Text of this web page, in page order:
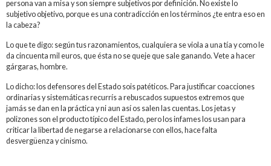
persona van a misa y son siempre subjetivos por definición. No existe lo
subjetivo objetivo, porque es una contradicción en los términos ¿te entra eso en
la cabeza?
Lo que te digo: según tus razonamientos, cualquiera se viola a una tía y como le
da cincuenta mil euros, que ésta no se queje que sale ganando. Vete a hacer
gárgaras, hombre.
Lo dicho: los defensores del Estado sois patéticos. Para justificar coacciones
ordinarias y sistemáticas recurrís a rebuscados supuestos extremos que
jamás se dan en la práctica y ni aun así os salen las cuentas. Los jetas y
polizones son el producto típico del Estado, pero los infames los usan para
criticar la libertad de negarse a relacionarse con ellos, hace falta
desvergüenza y cinismo.